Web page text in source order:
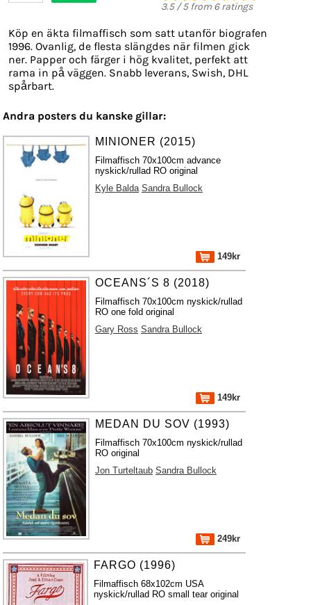
3.5/5from 6ratings
Köp en äkta filmaffisch som satt utanför biografen
1996. Ovanlig, de flesta slängdes när filmen gick
ner. Papper och färger i hög kvalitet, perfekt att
rama in på väggen. Snabb leverans, Swish, DHL
spårbart.
Andra posters du kanske gillar:
MINIONER (2015)
Filmaffisch 70x100cm advance
nyskick/rullad RO original
Kyle Balda Sandra Bullock
149kr
OCEANS´S 8 (2018)
Filmaffisch 70x100cm nyskick/rullad
RO one fold original
Gary Ross Sandra Bullock
149kr
MEDAN DU SOV (1993)
Filmaffisch 70x100cm nyskick/rullad
RO original
Jon Turteltaub Sandra Bullock
249kr
FARGO (1996)
Filmaffisch 68x102cm USA
nyskick/rullad RO small tear original